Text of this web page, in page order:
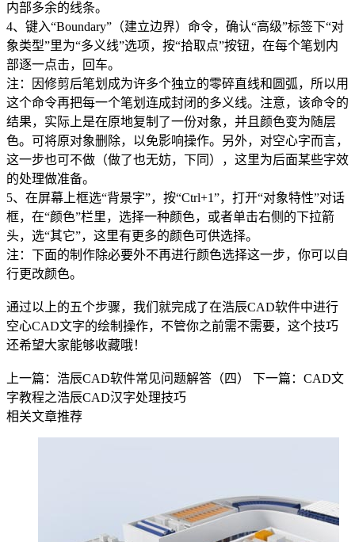
内部多余的线条。
4、键入“Boundary”（建立边界）命令，确认“高级”标签下“对
象类型”里为“多义线”选项，按“拾取点”按钮，在每个笔划内
部逐一点击，回车。
注：因修剪后笔划成为许多个独立的零碎直线和圆弧，所以用
这个命令再把每一个笔划连成封闭的多义线。注意，该命令的
结果，实际上是在原地复制了一份对象，并且颜色变为随层
色。可将原对象删除，以免影响操作。另外，对空心字而言，
这一步也可不做（做了也无妨，下同），这里为后面某些字效
的处理做准备。
5、在屏幕上框选“背景字”，按“Ctrl+1”，打开“对象特性”对话
框，在“颜色”栏里，选择一种颜色，或者单击右侧的下拉箭
头，选“其它”，这里有更多的颜色可供选择。
注：下面的制作除必要外不再进行颜色选择这一步，你可以自
行更改颜色。
通过以上的五个步骤，我们就完成了在浩辰CAD软件中进行
空心CAD文字的绘制操作，不管你之前需不需要，这个技巧
还希望大家能够收藏哦！
上一篇：浩辰CAD软件常见问题解答（四）
下一篇：CAD文
字教程之浩辰CAD汉字处理技巧
相关文章推荐